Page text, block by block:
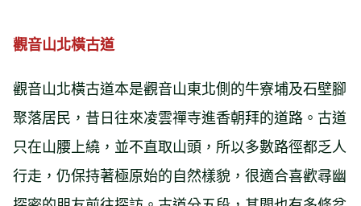
觀音山北橫古道
觀音山北橫古道本是觀音山東北側的牛寮埔及石壁腳
聚落居民，昔日往來凌雲禪寺進香朝拜的道路。古道
只在山腰上繞，並不直取山頭，所以多數路徑都乏人
行走，仍保持著極原始的自然樣貌，很適合喜歡尋幽